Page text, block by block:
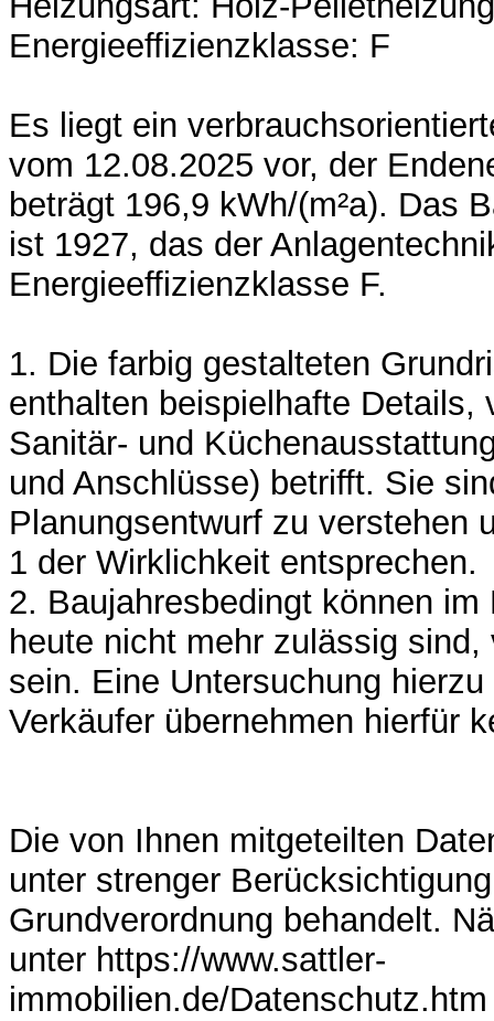
Energieeffizienzklasse: F
Es liegt ein
vom 12.08.2025 vor, der
beträgt 196,9 kWh/(m²a). Das
ist 1927, das der
Energieeffizienzklasse F.
1. Die farbig gestalteten
enthalten beispielhafte Details,
Sanitär- und
und Anschlüsse) betrifft. Sie
Planungsentwurf zu verstehen
1 der Wirklichkeit entsprechen.
2. Baujahresbedingt können im
heute nicht mehr zulässig sind,
sein. Eine Untersuchung
Verkäufer übernehmen hierfür
Die von Ihnen mitgeteilten
unter strenger
Grundverordnung behandelt.
unter https://www.sattler-
immobilien.de/Datenschutz.htm